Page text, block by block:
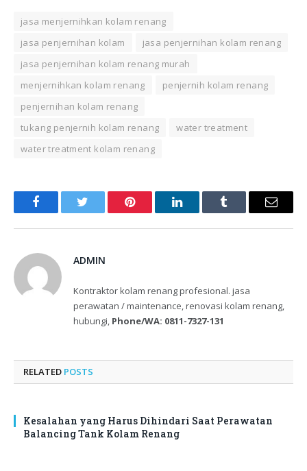
jasa menjernihkan kolam renang
jasa penjernihan kolam
jasa penjernihan kolam renang
jasa penjernihan kolam renang murah
menjernihkan kolam renang
penjernih kolam renang
penjernihan kolam renang
tukang penjernih kolam renang
water treatment
water treatment kolam renang
FacebookTwitter Pinterest LinkedInTumblr Email
ADMIN
Kontraktor kolam renang profesional. jasa
perawatan / maintenance, renovasi kolam renang,
hubungi, Phone/WA: 0811-7327-131
RELATED POSTS
Kesalahan yang Harus Dihindari Saat Perawatan
Balancing Tank Kolam Renang